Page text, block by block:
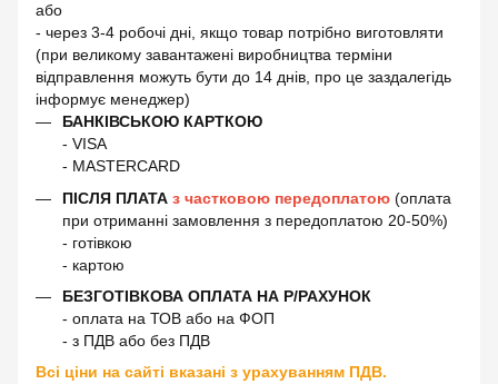
або
- через 3-4 робочі дні, якщо товар потрібно виготовляти
(при великому завантажені виробництва терміни
відправлення можуть бути до 14 днів, про це заздалегідь
інформує менеджер)
БАНКІВСЬКОЮ КАРТКОЮ
- VISA
- MASTERCARD
ПІСЛЯ ПЛАТА з частковою передоплатою (оплата
при отриманні замовлення з передоплатою 20-50%)
- готівкою
- картою
БЕЗГОТІВКОВА ОПЛАТА НА Р/РАХУНОК
- оплата на ТОВ або на ФОП
- з ПДВ або без ПДВ
Всі ціни на сайті вказані з урахуванням ПДВ.